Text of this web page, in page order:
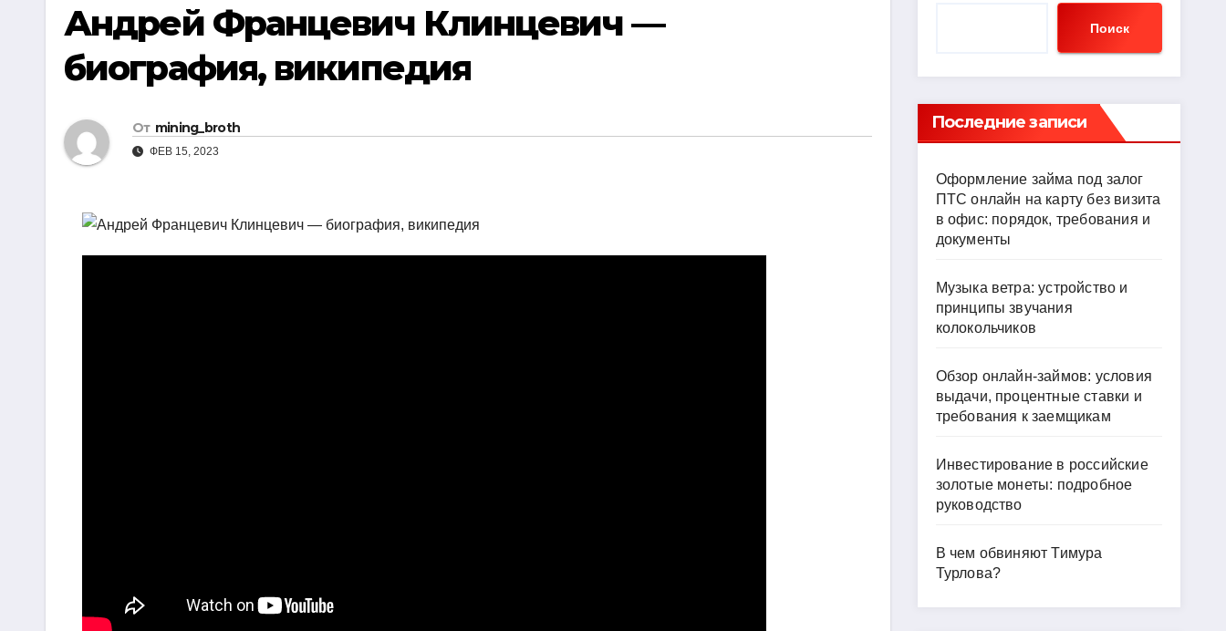
Андрей Францевич Клинцевич —
биография, википедия
От mining_broth
ФЕВ 15, 2023
Поиск
Последние записи
Оформление займа под залог
ПТС онлайн на карту без визита
в офис: порядок, требования и
документы
Музыка ветра: устройство и
принципы звучания
колокольчиков
Обзор онлайн-займов: условия
выдачи, процентные ставки и
требования к заемщикам
Инвестирование в российские
золотые монеты: подробное
руководство
В чем обвиняют Тимура
Турлова?